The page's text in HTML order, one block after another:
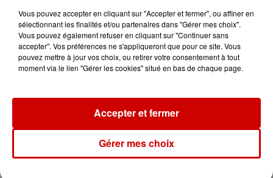
Destination Vacances : inscrivez-
vous !
Podcasts
Vous pouvez accepter en cliquant sur "Accepter et fermer", ou affiner en
sélectionnant les finalités et/ou partenaires dans "Gérer mes choix".
Vous pouvez également refuser en cliquant sur "Continuer sans
accepter". Vos préférences ne s'appliqueront que pour ce site. Vous
pouvez mettre à jour vos choix, ou retirer votre consentement à tout
moment via le lien "Gérer les cookies" situé en bas de chaque page.
Gérer mes choix
Accepter et fermer